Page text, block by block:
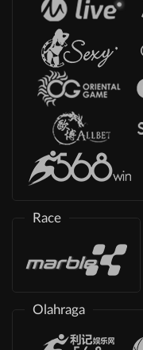
Race
Olahraga